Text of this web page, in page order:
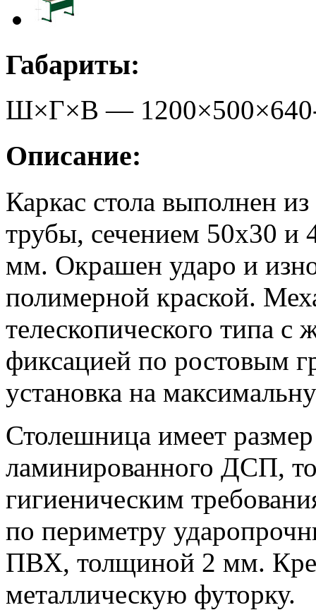
Габариты:
Ш×Г×В — 1200×500×
Описание:
Каркас стола выполнен
трубы, сечением 50х30 и
мм. Окрашен ударо и
полимерной краской.
телескопического типа с
фиксацией по ростовым
установка на
Столешница имеет
ламинированного ДСП,
гигиеническим
по периметру
ПВХ, толщиной 2 мм.
металлическую футорку.